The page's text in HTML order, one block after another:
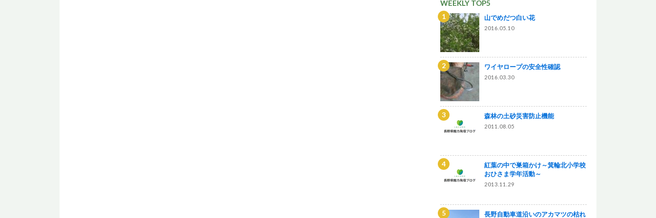
WEEKLY TOP5
山でめだつ白い花
2016.05.10
ワイヤロープの安全性確認
2016.03.30
森林の土砂災害防止機能
2011.08.05
紅葉の中で巣箱かけ～箕輪北小学校
おひさま学年活動～
2013.11.29
長野自動車道沿いのアカマツの枯れ